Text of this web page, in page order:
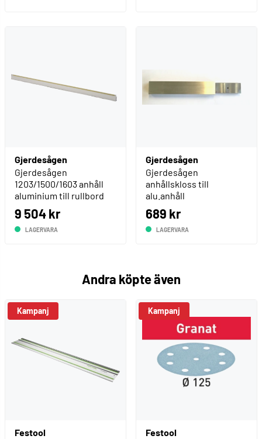
Gjerdesågen
Gjerdesågen
1203/1500/1603 anhåll
aluminium till rullbord
9 504 kr
LAGERVARA
Gjerdesågen
Gjerdesågen
anhållskloss till
alu.anhåll
689 kr
LAGERVARA
Andra köpte även
Kampanj
Festool
Kampanj
Festool